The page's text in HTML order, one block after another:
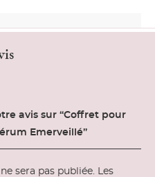
avis sur “Coffret pour
Emerveillé”
sera pas publiée. Les